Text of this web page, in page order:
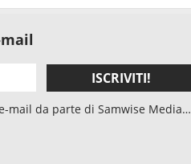
ISCRIVITI!
di dati, per l'invio della
dell’invio della